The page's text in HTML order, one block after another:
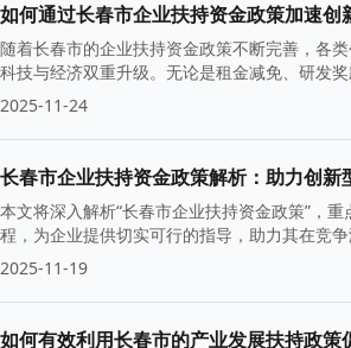
如何通过长春市企业扶持资金政策加速创
随着长春市的企业扶持资金政策不断完善，各
科技与经济双重升级。无论是租金减免、研发
2025-11-24
长春市企业扶持资金政策解析：助力创新
本文将深入解析“长春市企业扶持资金政策”，
程，为企业提供切实可行的指导，助力其在竞
2025-11-19
如何有效利用长春市的产业发展扶持政策